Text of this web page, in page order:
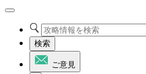
検索
ご意見